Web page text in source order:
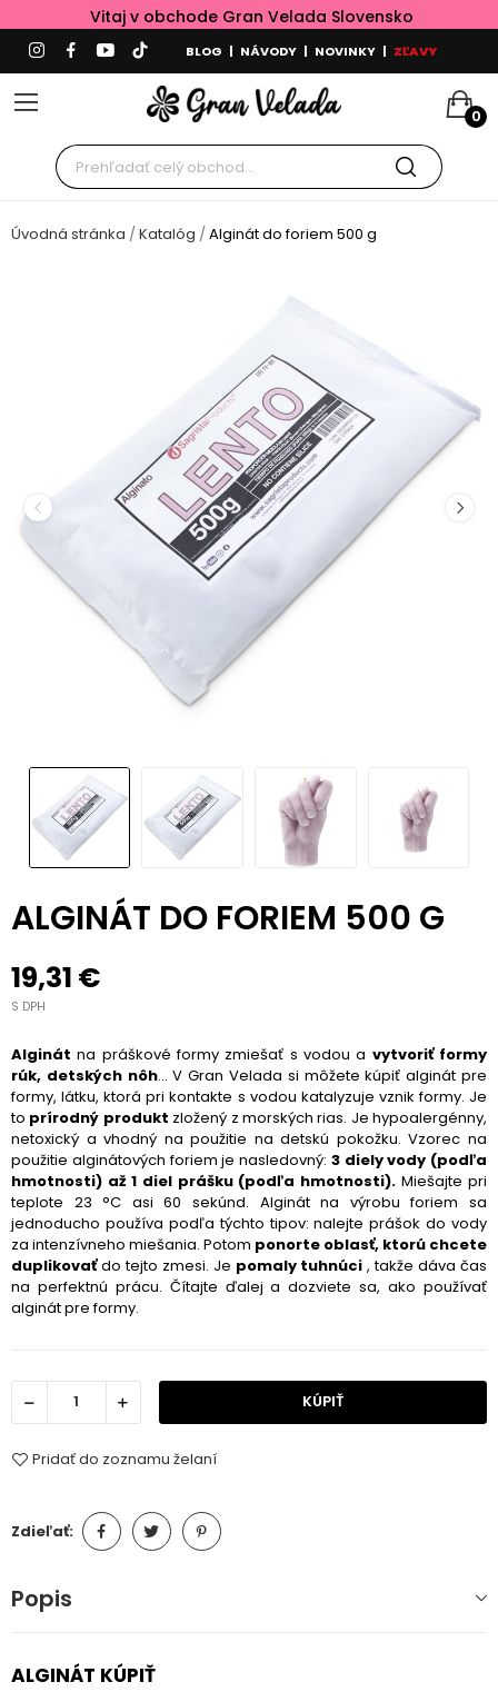
Vitaj v obchode Gran Velada Slovensko
BLOG | NÁVODY | NOVINKY | ZĽAVY
0
Úvodná stránka Katalóg Alginát do foriem 500 g
ALGINÁT DO FORIEM 500 G
19,31 €
S DPH
Alginátna práškové formy zmiešať s vodou a vytvoriť formy
rúk, detských nôh... V Gran Velada si môžete kúpiť alginát pre
formy, látku, ktorá pri kontakte s vodou katalyzuje vznik formy. Je
to prírodný produkt zložený z morských rias. Je hypoalergénny,
netoxický a vhodný na použitie na detskú pokožku. Vzorec na
použitie alginátových foriem je nasledovný: 3 diely vody (podľa
hmotnosti) až 1 diel prášku (podľa hmotnosti). Miešajte pri
teplote 23 °C asi 60 sekúnd. Alginát na výrobu foriem sa
jednoducho používa podľa týchto tipov: nalejte prášok do vody
za intenzívneho miešania. Potom ponorte oblasť, ktorú chcete
duplikovaťdo tejto zmesi. Je pomaly tuhnúci , takže dáva čas
na perfektnú prácu. Čítajte ďalej a dozviete sa, ako používať
alginát pre formy.
KÚPIŤ
Pridať do zoznamu želaní
Zdieľať:
Popis
ALGINÁT KÚPIŤ